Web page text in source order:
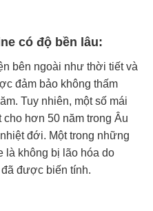
có độ bền lâu:
bên ngoài như thời tiết và
đảm bảo không thấm
Tuy nhiên, một số mái
hơn 50 năm trong Âu
đới. Một trong những
là không bị lão hóa do
được biến tính.